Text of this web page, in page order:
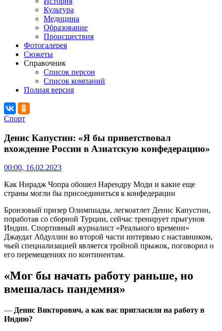
Культура
Медицина
Образование
Происшествия
Фотогалерея
Сюжеты
Справочник
Список персон
Список компаний
Полная версия
Спорт
Денис Капустин: «Я бы приветствовал
вхождение России в Азиатскую конфедерацию»
00:00, 16.02.2023
Как Нирадж Чопра обошел Нарендру Моди и какие еще
страны могли бы присоединиться к конфедерации
Бронзовый призер Олимпиады, легкоатлет Денис Капустин,
поработав со сборной Турции, сейчас тренирует прыгунов
Индии. Спортивный журналист «Реального времени»
Джаудат Абдуллин во второй части интервью с наставником,
чьей специализацией является тройной прыжок, поговорил о
его перемещениях по континентам.
«Мог бы начать работу раньше, но
вмешалась пандемия»
— Денис Викторович, а как вас пригласили на работу в
Индию?